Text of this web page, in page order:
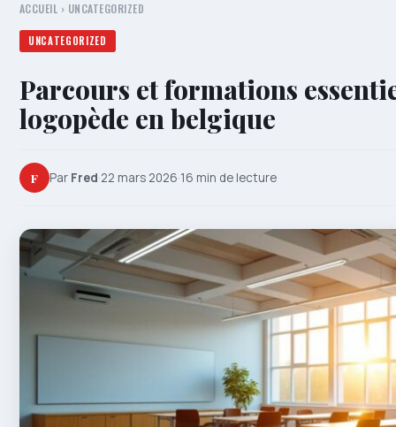
ACCUEIL › UNCATEGORIZED
UNCATEGORIZED
Parcours et formations
logopède en belgique
F Par Fred·22 mars 2026·16 min de lecture